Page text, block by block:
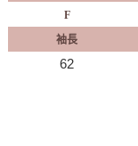
F
袖長
62